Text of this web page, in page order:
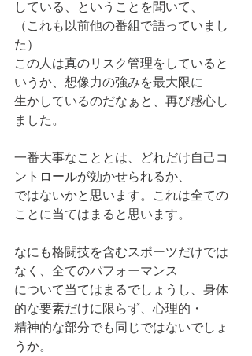
している、ということを聞いて、
（これも以前他の番組で語っていまし
た）
この人は真のリスク管理をしていると
いうか、想像力の強みを最大限に
生かしているのだなぁと、再び感心し
ました。
一番大事なこととは、どれだけ自己コ
ントロールが効かせられるか、
ではないかと思います。これは全ての
ことに当てはまると思います。
なにも格闘技を含むスポーツだけでは
なく、全てのパフォーマンス
について当てはまるでしょうし、身体
的な要素だけに限らず、心理的・
精神的な部分でも同じではないでしょ
うか。